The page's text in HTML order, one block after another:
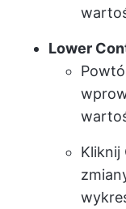
Lower
Kliknij